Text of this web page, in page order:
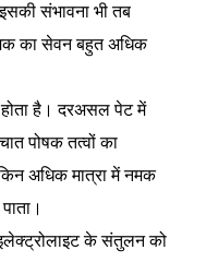
संभावना भी तब
का सेवन बहुत अधिक
है। दरअसल पेट में
पोषक तत्वों का
अधिक मात्रा में नमक
के संतुलन को